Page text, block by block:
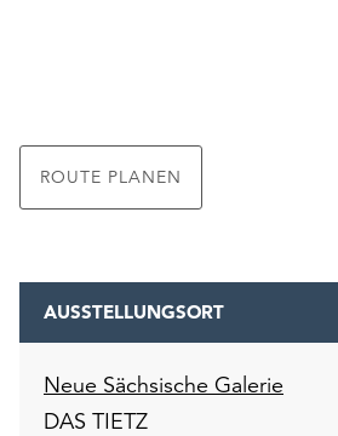
ROUTE PLANEN
AUSSTELLUNGSORT
Neue Sächsische Galerie
DAS TIETZ